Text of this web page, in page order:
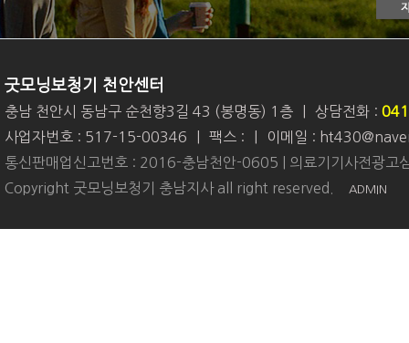
굿모닝보청기 천안센터
충남 천안시 동남구 순천향3길 43 (봉명동) 1층 상담전화 :
사업자번호 : 517-15-00346
팩스 :
이메일 :
통신판매업신고번호 : 2016-충남천안-0605 | 의료기기사전광고
Copyright 굿모닝보청기 충남지사 all right reserved.
ADMIN